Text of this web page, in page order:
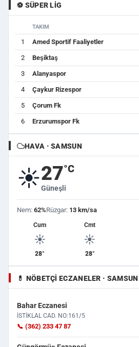
⚽ SÜPER LIG
TAKIM
1 Amed Sportif Faaliyetler
2 Beşiktaş
3 Alanyaspor
4 Çaykur Rizespor
5 Çorum Fk
6 Erzurumspor Fk
HAVA · SAMSUN
☀️27°C
Güneşli
Nem: 62%Rüzgar: 13 km/sa
Cum
☀️
28°
Cmt
☀️
28°
💊 NÖBETÇI ECZANELER · SAMSUN
Bahar Eczanesi
İSTİKLAL CAD. NO:161/5
📞 (362) 233 47 87